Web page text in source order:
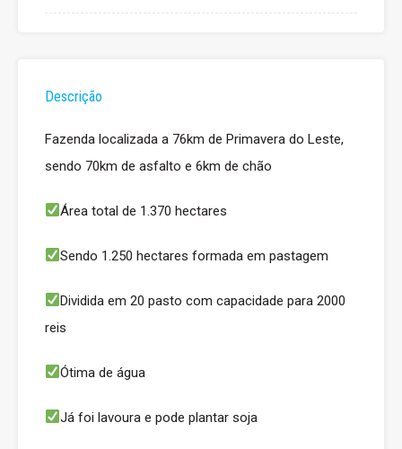
Descrição
Fazenda localizada a 76km de Primavera do Leste,
sendo 70km de asfalto e 6km de chão
Área total de 1.370 hectares
Sendo 1.250 hectares formada em pastagem
Dividida em 20 pasto com capacidade para 2000
reis
Ótima de água
Já foi lavoura e pode plantar soja